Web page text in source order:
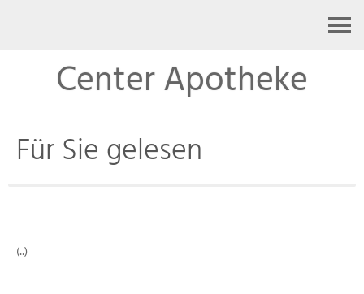
Center Apotheke
Für Sie gelesen
(..)